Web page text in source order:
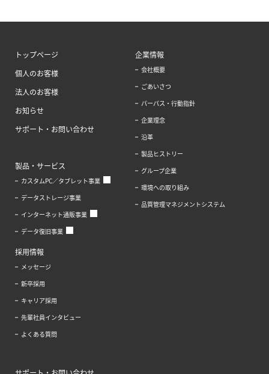
トップページ
個人のお客様
法人のお客様
お知らせ
サポート・お問い合わせ
製品・サービス
カスタムPC／タブレット事業
データストレージ事業
インターネット通販事業
データ復旧事業
企業情報
会社概要
ごあいさつ
パーパス・行動指針
企業理念
沿革
製品ヒストリー
グループ企業
環境への取り組み
品質管理マネジメントシステム
採用情報
メッセージ
新卒採用
キャリア採用
先輩社員インタビュー
よくある質問